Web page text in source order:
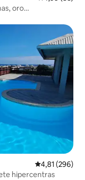
oro
Vidutinis
4,81 (296)
hipercentras